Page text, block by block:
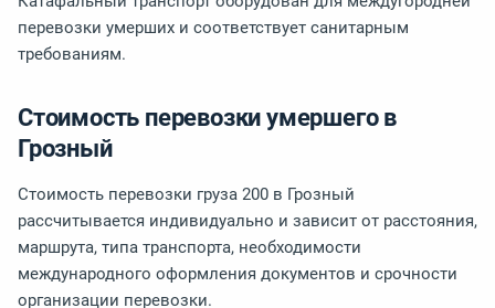
перевозки умерших и соответствует санитарным
требованиям.
Стоимость перевозки умершего в
Грозный
Стоимость перевозки груза 200 в Грозный
рассчитывается индивидуально и зависит от расстояния,
маршрута, типа транспорта, необходимости
международного оформления документов и срочности
организации перевозки.